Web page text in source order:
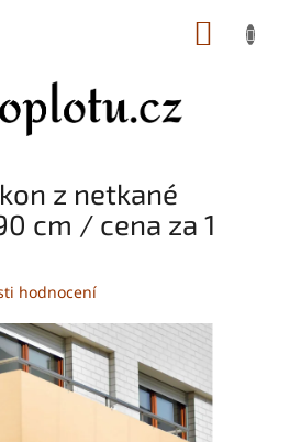
z netkané
cm / cena za 1
hodnocení